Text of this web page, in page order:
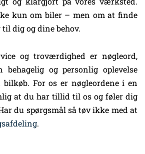
kun om biler – men om at finde
dig og dine behov.
og troværdighed er nøgleord,
og personlig oplevelse
For os er nøgleordene i en
at du har tillid til os og føler dig
du spørgsmål så tøv ikke med at
.